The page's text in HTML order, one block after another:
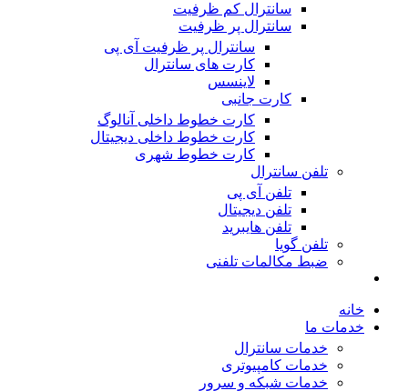
سانترال کم ظرفیت
سانترال پر ظرفیت
سانترال پر ظرفیت آی پی
کارت های سانترال
لاینسس
کارت جانبی
کارت خطوط داخلی آنالوگ
کارت خطوط داخلی دیجیتال
کارت خطوط شهری
تلفن سانترال
تلفن آی پی
تلفن دیجیتال
تلفن هایبرید
تلفن گویا
ضبط مکالمات تلفنی
خانه
خدمات ما
خدمات سانترال
خدمات کامپیوتری
خدمات شبکه و سرور